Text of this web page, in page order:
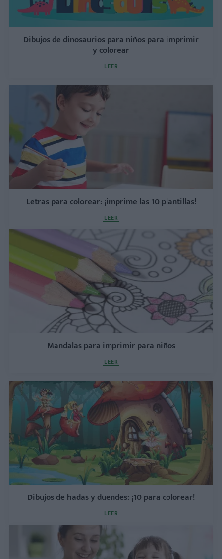
Dibujos de dinosaurios para niños para imprimir
y colorear
LEER
Letras para colorear: ¡imprime las 10 plantillas!
LEER
Mandalas para imprimir para niños
LEER
Dibujos de hadas y duendes: ¡10 para colorear!
LEER